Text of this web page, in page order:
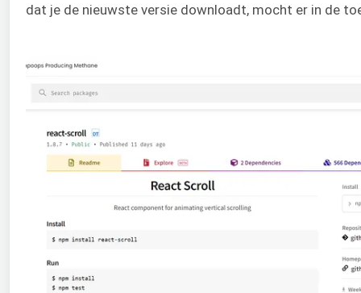
dat je de nieuwste versie downloadt, mocht er in de